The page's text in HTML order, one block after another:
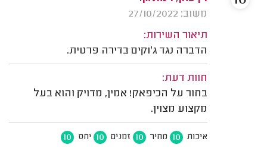
משוב: 27/10/2022
תיאור השירות:
הדברה נגד ג'וקים בדירה פרטית.
חוות דעת:
בחור על הכיפאק! אמין, מדויק והוא בעל
מקצוע מצוין.
איכות 10 מחיר 10 זמנים 10 יחס 10